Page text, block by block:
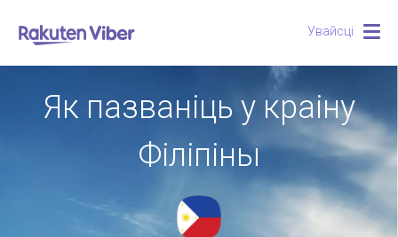
Увайсці
Як пазваніць у краіну
Філіпіны